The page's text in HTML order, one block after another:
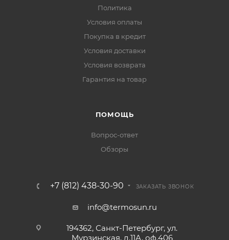
Политика
Условия оплаты
Покупка в кредит
Условия доставки
Условия возврата
Гарантия на товар
ПОМОЩЬ
Вопрос-ответ
Обзоры
+7 (812) 438-30-90 ЗАКАЗАТЬ ЗВОНОК
info@termosun.ru
194362, Санкт-Петербург, ул.
Мурзинская, д.11А, оф.406